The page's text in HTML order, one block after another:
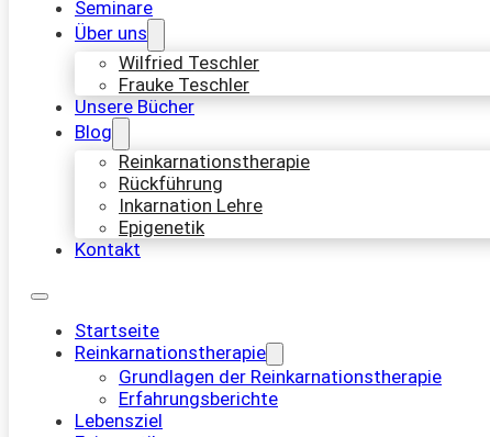
Seminare
Über uns
Wilfried Teschler
Frauke Teschler
Unsere Bücher
Blog
Reinkarnationstherapie
Rückführung
Inkarnation Lehre
Epigenetik
Kontakt
Startseite
Reinkarnationstherapie
Grundlagen der Reinkarnationstherapie
Erfahrungsberichte
Lebensziel